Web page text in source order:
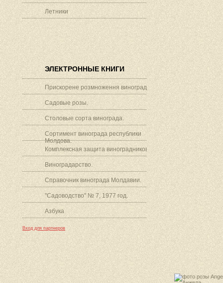
Летники
ЭЛЕКТРОННЫЕ КНИГИ
Прискорене розмноження винограду.
Садовые розы.
Столовые сорта винограда.
Сортимент винограда республики
Молдова.
Комплексная защита виноградников.
Виноградарство.
Справочник винограда Молдавии.
"Садоводство" № 7, 1977 год.
Азбука
Вход для партнеров